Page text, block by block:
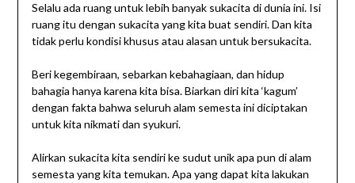
Selalu ada ruang untuk lebih banyak sukacita di dunia ini. Isi
ruang itu dengan sukacita yang kita buat sendiri. Dan kita
tidak perlu kondisi khusus atau alasan untuk bersukacita.
Beri kegembiraan, sebarkan kebahagiaan, dan hidup
bahagia hanya karena kita bisa. Biarkan diri kita ‘kagum’
dengan fakta bahwa seluruh alam semesta ini diciptakan
untuk kita nikmati dan syukuri.
Alirkan sukacita kita sendiri ke sudut unik apa pun di alam
semesta yang kita temukan. Apa yang dapat kita lakukan